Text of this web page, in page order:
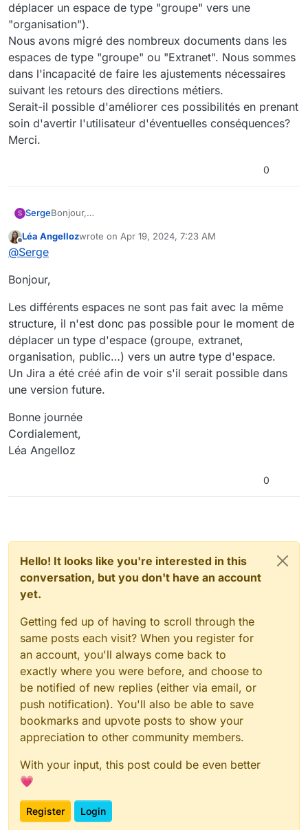
déplacer un espace de type "groupe" vers une
"organisation").
Nous avons migré des nombreux documents dans les
espaces de type "groupe" ou "Extranet". Nous sommes
dans l'incapacité de faire les ajustements nécessaires
suivant les retours des directions métiers.
Serait-il possible d'améliorer ces possibilités en prenant
soin d'avertir l'utilisateur d'éventuelles conséquences?
Merci.
0
S SergeBonjour,
déplacement d'espaces collaboratifs nous posent
espaces de type "groupe" ou "Extranet". Nous sommes
dans l'incapacité de faire les ajustements nécessaires
suivant les retours des directions métiers.
Serait-il possible d'améliorer ces possibilités en prenant
soin d'avertir l'utilisateur d'éventuelles conséquences?
Merci.
Offline
Léa Angellozwrote on Apr 19, 2024, 7:23 AM
last edited by
@Serge
Bonjour,
Les différents espaces ne sont pas fait avec la même
structure, il n'est donc pas possible pour le moment de
déplacer un type d'espace (groupe, extranet,
organisation, public…) vers un autre type d'espace.
Un Jira a été créé afin de voir s'il serait possible dans
une version future.
Bonne journée
Cordialement,
Léa Angelloz
0
Hello! It looks like you're interested in this
conversation, but you don't have an account
yet.
Getting fed up of having to scroll through the
same posts each visit? When you register for
an account, you'll always come back to
exactly where you were before, and choose to
be notified of new replies (either via email, or
push notification). You'll also be able to save
bookmarks and upvote posts to show your
appreciation to other community members.
With your input, this post could be even better
💗
Register Login